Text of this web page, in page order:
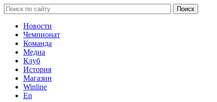
Новости
Чемпионат
Команда
Медиа
Клуб
История
Магазин
Winline
En